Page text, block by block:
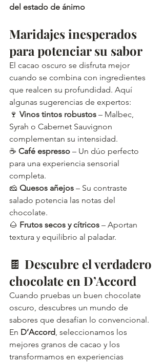
del estado de ánimo
Maridajes inesperados
para potenciar su sabor
El cacao oscuro se disfruta mejor
cuando se combina con ingredientes
que realcen su profundidad. Aquí
algunas sugerencias de expertos:
🍷 Vinos tintos robustos – Malbec,
Syrah o Cabernet Sauvignon
complementan su intensidad.
☕ Café espresso – Un dúo perfecto
para una experiencia sensorial
completa.
🧀 Quesos añejos – Su contraste
salado potencia las notas del
chocolate.
🌰 Frutos secos y cítricos – Aportan
textura y equilibrio al paladar.
🍫 Descubre el verdadero
chocolate en D’Accord
Cuando pruebas un buen chocolate
oscuro, descubres un mundo de
sabores que desafían lo convencional.
En D’Accord, seleccionamos los
mejores granos de cacao y los
transformamos en experiencias